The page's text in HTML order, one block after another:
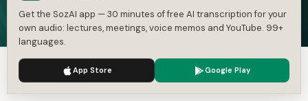
Free on iOS and Android — 30 minutes of transcription
included.
iOS and Android. 30 minutes free, no card.
We use cookies to enhance your experience.
Get the SozAI app — 30 minutes of free AI transcription for your
own audio: lectures, meetings, voice memos and YouTube. 99+
languages.
App Store Google Play